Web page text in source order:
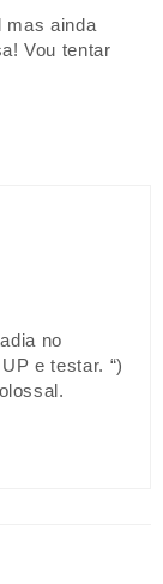
mas ainda
Vou tentar
no
e testar. “)